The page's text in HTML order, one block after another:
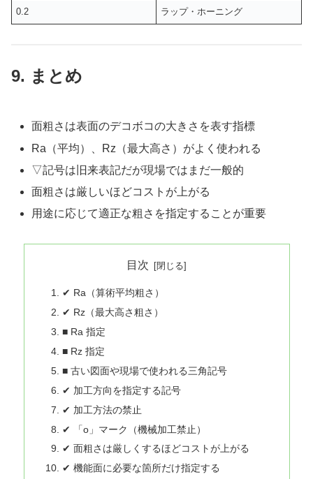
0.2 ラップ・ホーニング
9. まとめ
面粗さは表面のデコボコの大きさを表す指標
Ra（平均）、Rz（最大高さ）がよく使われる
▽記号は旧来表記だが現場ではまだ一般的
面粗さは厳しいほどコストが上がる
用途に応じて適正な粗さを指定することが重要
目次
✔ Ra（算術平均粗さ）
✔ Rz（最大高さ粗さ）
■ Ra 指定
■ Rz 指定
■ 古い図面や現場で使われる三角記号
✔ 加工方向を指定する記号
✔ 加工方法の禁止
✔ 「o」マーク（機械加工禁止）
✔ 面粗さは厳しくするほどコストが上がる
✔ 機能面に必要な箇所だけ指定する